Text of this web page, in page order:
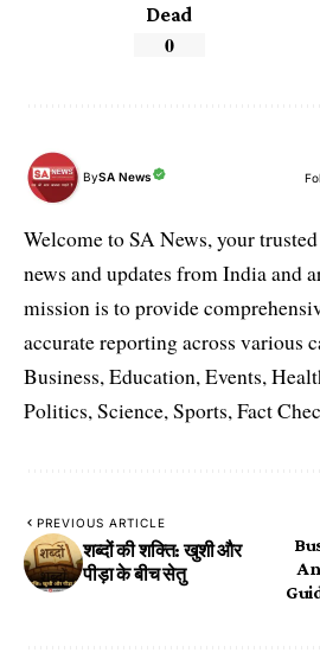
Dead
0
BySA News
Welcome to SA News, your
news and updates from India and
mission is to provide
accurate reporting across various
Business, Education, Events,
Politics, Science, Sports, Fact
PREVIOUS ARTICLE
शब्दों की शक्ति: खुशी और
पीड़ा के बीच सेतु